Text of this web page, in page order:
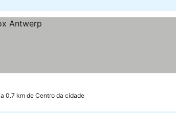
a 0.7 km de Centro da cidade